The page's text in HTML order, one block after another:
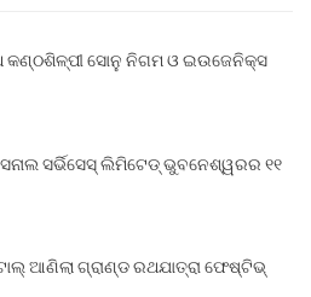
ସୋନୁ ନିଗମ ଓ ଇଉଜେନିକ୍ସ
ସର୍ଭିସେସ୍ ଲିମିଟେଡ୍ ଭୁବନେଶ୍ୱରର ୧୧
ଆଣିଲା ଗ୍ରାଣ୍ଡ ରଥଯାତ୍ରା ଫେଷ୍ଟିଭ୍